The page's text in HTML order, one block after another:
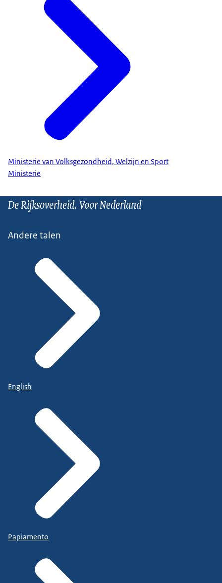
Ministerie van Volksgezondheid, Welzijn en Sport
Ministerie
De Rijksoverheid. Voor Nederland
Andere talen
English
Papiamento